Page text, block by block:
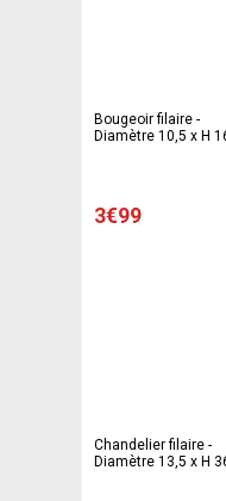
Bougeoir filaire -
Diamètre 10,5 x H
3€99
Chandelier filaire -
Diamètre 13,5 x H